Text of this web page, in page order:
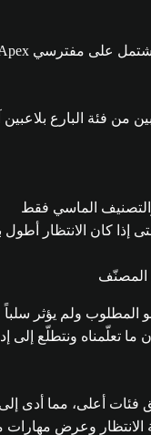
والتصنيف الماسي فقط
كان الانتظار أطول
المصنّف
ولم يؤثر سلباً
ما تعلّمناه ونتطلّع
الموسم 26 إلى زيادة الجهد
وعرض